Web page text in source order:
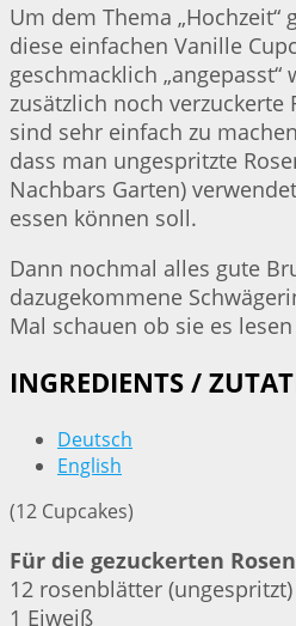
Um dem Thema „Hochzeit“
diese einfachen Vanille
geschmacklich
zusätzlich noch verzuckerte
sind sehr einfach zu
dass man ungespritzte
Nachbars Garten)
essen können soll.
Dann nochmal alles gute
dazugekommene
Mal schauen ob sie es lesen
INGREDIENTS /
Deutsch
English
(12 Cupcakes)
Für die gezuckerten
12 rosenblätter (ungespritzt)
1 Eiweiß